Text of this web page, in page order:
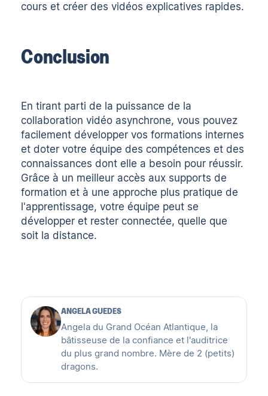
cours et créer des vidéos explicatives rapides.
Conclusion
En tirant parti de la puissance de la
collaboration vidéo asynchrone, vous pouvez
facilement développer vos formations internes
et doter votre équipe des compétences et des
connaissances dont elle a besoin pour réussir.
Grâce à un meilleur accès aux supports de
formation et à une approche plus pratique de
l'apprentissage, votre équipe peut se
développer et rester connectée, quelle que
soit la distance.
ANGELA GUEDES
Angela du Grand Océan Atlantique, la
bâtisseuse de la confiance et l'auditrice
du plus grand nombre. Mère de 2 (petits)
dragons.